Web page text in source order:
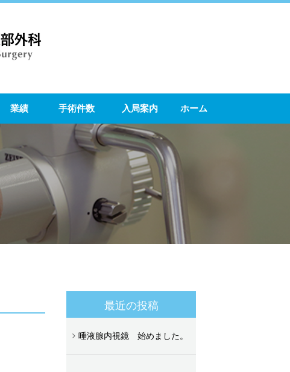
業績 手術件数 入局案内 ホーム
最近の投稿
唾液腺内視鏡 始めました。